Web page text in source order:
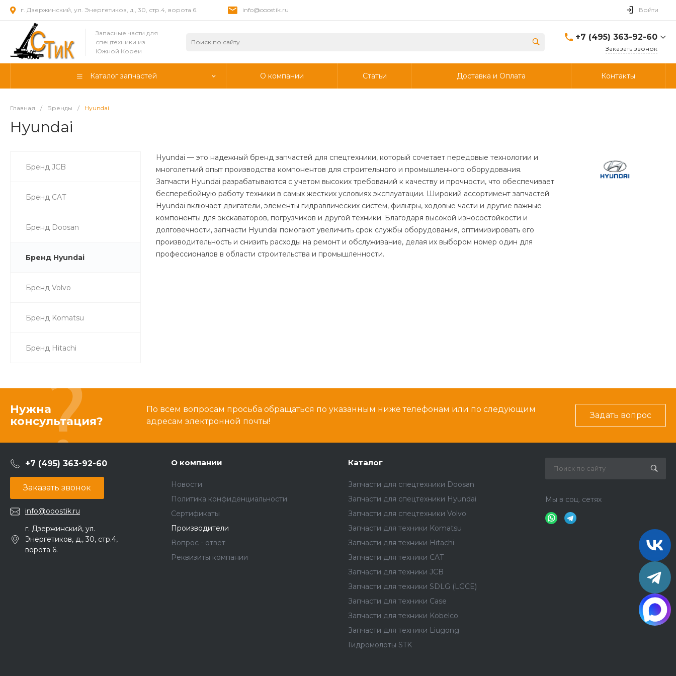
г. Дзержинский, ул. Энергетиков, д., 30, стр.4, ворота 6. info@ooostik.ru Войти
Запасные части для
спецтехники из
Южной Кореи
+7 (495) 363-92-60
г. Дзержинский, ул.
Пн-Чт: 8:00-18:00 Пт:
8:00-17:00 Сб-Вс:
выходной
Заказать звонок
Каталог запчастей О компании Статьи Доставка и Оплата Контакты
Главная / Бренды / Hyundai
Hyundai
Бренд JCB
Бренд CAT
Бренд Doosan
Бренд Hyundai
Бренд Volvo
Бренд Komatsu
Бренд Hitachi
Hyundai — это надежный бренд запчастей для спецтехники, который сочетает передовые технологии и
многолетний опыт производства компонентов для строительного и промышленного оборудования.
Запчасти Hyundai разрабатываются с учетом высоких требований к качеству и прочности, что обеспечивает
бесперебойную работу техники в самых жестких условиях эксплуатации. Широкий ассортимент запчастей
Hyundai включает двигатели, элементы гидравлических систем, фильтры, ходовые части и другие важные
компоненты для экскаваторов, погрузчиков и другой техники. Благодаря высокой износостойкости и
долговечности, запчасти Hyundai помогают увеличить срок службы оборудования, оптимизировать его
производительность и снизить расходы на ремонт и обслуживание, делая их выбором номер один для
профессионалов в области строительства и промышленности.
Нужна
консультация?
По всем вопросам просьба обращаться по указанным ниже телефонам или по следующим
адресам электронной почты!
Задать вопрос
+7 (495) 363-92-60
Заказать звонок
info@ooostik.ru
г. Дзержинский, ул.
Энергетиков, д., 30, стр.4,
ворота 6.
О компании
Новости
Политика конфиденциальности
Сертификаты
Производители
Вопрос - ответ
Реквизиты компании
Каталог
Запчасти для спецтехники Doosan
Запчасти для спецтехники Hyundai
Запчасти для спецтехники Volvo
Запчасти для техники Komatsu
Запчасти для техники Hitachi
Запчасти для техники CAT
Запчасти для техники JCB
Запчасти для техники SDLG (LGCE)
Запчасти для техники Case
Запчасти для техники Kobelco
Запчасти для техники Liugong
Гидромолоты STK
Мы в соц. сетях